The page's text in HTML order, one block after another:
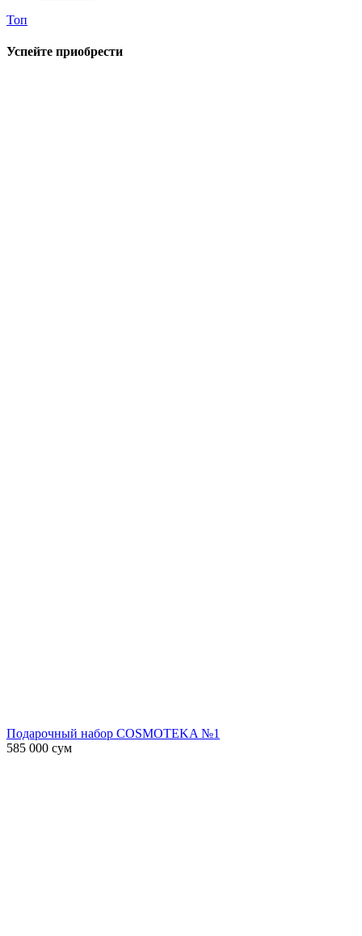
Топ
Успейте приобрести
Подарочный набор COSMOTEKA №1
585 000 сум